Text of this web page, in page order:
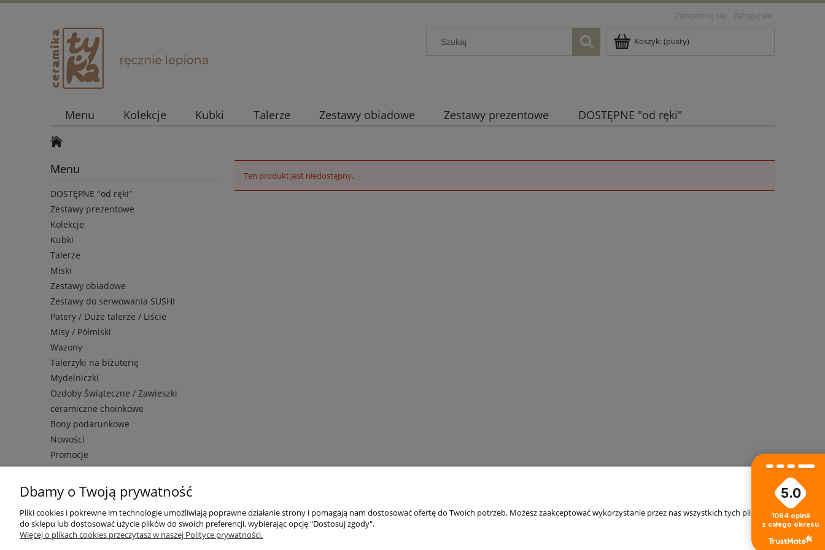
Zarejestruj się Zaloguj się
Koszyk:(pusty)
Menu Kolekcje Kubki Talerze Zestawy obiadowe Zestawy prezentowe DOSTĘPNE "od ręki"
Menu
DOSTĘPNE "od ręki"
Zestawy prezentowe
Kolekcje
Kubki
Talerze
Miski
Zestawy obiadowe
Zestawy do serwowania SUSHI
Patery / Duże talerze / Liście
Misy / Półmiski
Wazony
Talerzyki na biżuterię
Mydelniczki
Ozdoby Świąteczne / Zawieszki
ceramiczne choinkowe
Bony podarunkowe
Nowości
Promocje
Ten produkt jest niedostępny.
Moje konto
Twoje zamówienia
Płatności i dostawa
Formy płatności
Pomoc Informacje O nas
5.0
1064 opinii
z całego okresu
Dbamy o Twoją prywatność
Pliki cookies i pokrewne im technologie umożliwiają poprawne działanie strony i pomagają nam dostosować ofertę do Twoich potrzeb. Możesz zaakceptować wykorzystanie przez nas wszystkich tych plików i przejść
do sklepu lub dostosować użycie plików do swoich preferencji, wybierając opcję "Dostosuj zgody".
Więcej o plikach cookies przeczytasz w naszej Polityce prywatności.